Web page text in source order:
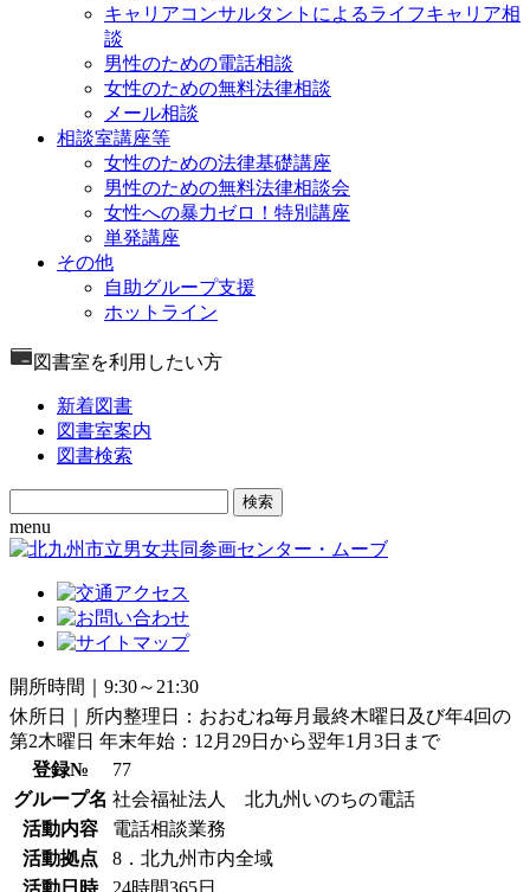
キャリアコンサルタントによるライフキャリア相
談
男性のための電話相談
女性のための無料法律相談
メール相談
相談室講座等
女性のための法律基礎講座
男性のための無料法律相談会
女性への暴力ゼロ！特別講座
単発講座
その他
自助グループ支援
ホットライン
図書室を利用したい方
新着図書
図書室案内
図書検索
Search
for:
menu
開所時間｜9:30～21:30
休所日｜所内整理日：おおむね毎月最終木曜日及び年4回の
第2木曜日 年末年始：12月29日から翌年1月3日まで
登録№
77
グループ名 社会福祉法人 北九州いのちの電話
活動内容
電話相談業務
活動拠点
8．北九州市内全域
活動日時
24時間365日